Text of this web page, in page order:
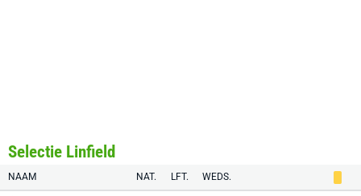
Selectie Linfield
NAAM NAT. LFT. WEDS.